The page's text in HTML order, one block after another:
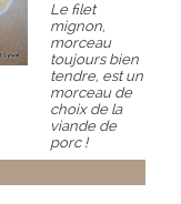
Le filet
mignon,
morceau
toujours bien
tendre, est un
morceau de
choix de la
viande de
porc !